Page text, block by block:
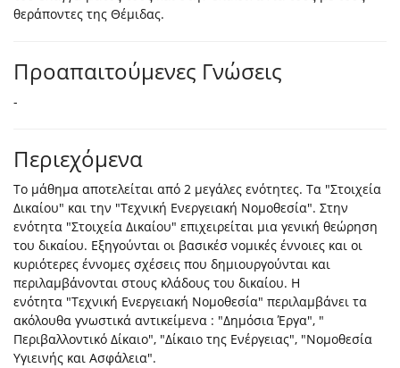
θεράποντες της Θέμιδας.
Προαπαιτούμενες Γνώσεις
-
Περιεχόμενα
Το μάθημα αποτελείται από 2 μεγάλες ενότητες. Τα "Στοιχεία
Δικαίου" και την "Τεχνική Ενεργειακή Νομοθεσία". Στην
ενότητα "Στοιχεία Δικαίου" επιχειρείται μια γενική θεώρηση
του δικαίου. Εξηγούνται οι βασικέσ νομικές έννοιες και οι
κυριότερες έννομες σχέσεις που δημιουργούνται και
περιλαμβάνονται στους κλάδους του δικαίου. Η
ενότητα "Τεχνική Ενεργειακή Νομοθεσία" περιλαμβάνει τα
ακόλουθα γνωστικά αντικείμενα : "Δημόσια Έργα", "
Περιβαλλοντικό Δίκαιο", "Δίκαιο της Ενέργειας", "Νομοθεσία
Υγιεινής και Ασφάλεια".